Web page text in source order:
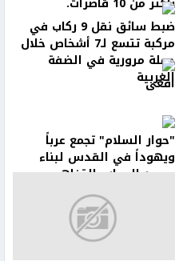
ضبط سائق نقل 9 ركاب في
مركبة تتسع لـ7 أشخاص خلال
حملة مرورية في الضفة
الغربية
افعى
"حوار السلام" تجمع عرباً
ويهوداً في القدس لبناء
جسور الحوار والتفاهم